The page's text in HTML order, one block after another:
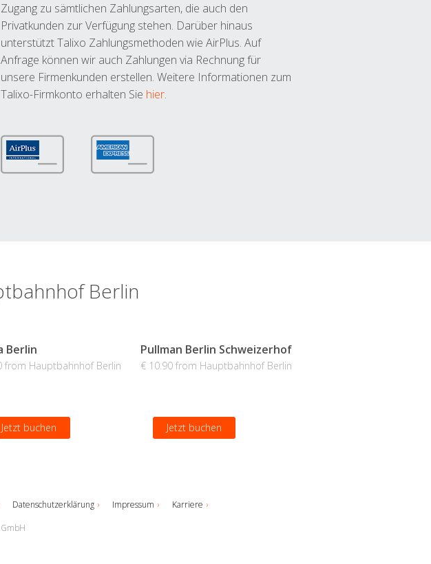
Zugang zu sämtlichen Zahlungsarten, die auch den
Privatkunden zur Verfügung stehen. Darüber hinaus
unterstützt Talixo Zahlungsmethoden wie AirPlus. Auf
Anfrage können wir auch Zahlungen via Rechnung für
unsere Firmenkunden erstellen. Weitere Informationen zum
Talixo-Firmkonto erhalten Sie hier.
Berlin
Berlin
from Hauptbahnhof Berlin
Jetzt buchen
Pullman Berlin Schweizerhof
€ 10.90 from Hauptbahnhof Berlin
Jetzt buchen
Datenschutzerklärung Impressum
Karriere